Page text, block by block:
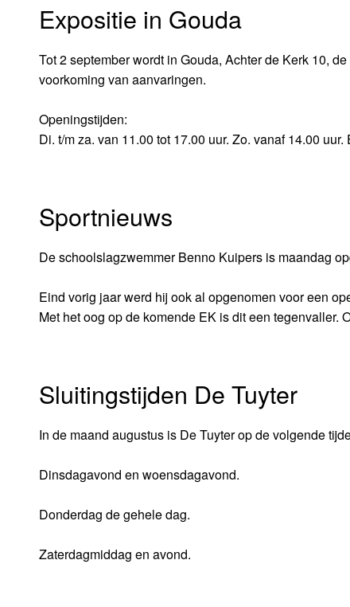
Expositie in Gouda
Tot 2 september wordt in Gouda, Achter de Kerk 10,
voorkoming van aanvaringen.
Openingstijden:
Di. t/m za. van 11.00 tot 17.00 uur. Zo. vanaf 14.00
Sportnieuws
De schoolslagzwemmer Benno Kuipers is maandag
Eind vorig jaar werd hij ook al opgenomen voor een
Met het oog op de komende EK is dit een tegenvaller.
Sluitingstijden De Tuyter
In de maand augustus is De Tuyter op de volgende
Dinsdagavond en woensdagavond.
Donderdag de gehele dag.
Zaterdagmiddag en avond.